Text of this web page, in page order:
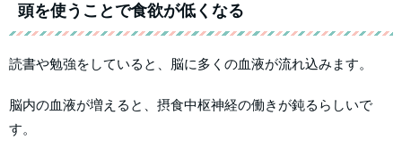
頭を使うことで食欲が低くなる
読書や勉強をしていると、脳に多くの血液が流れ込みます。
脳内の血液が増えると、摂食中枢神経の働きが鈍るらしいで
す。